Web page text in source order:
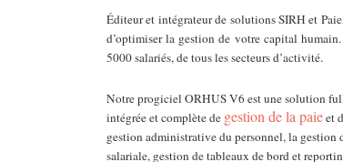
Éditeur et intégrateur de solutions SIRH et
d’optimiser la gestion de votre capital
5000 salariés, de tous les secteurs d’activité.
Notre progiciel ORHUS V6 est une solution
intégrée et complète de gestion de la paieet
gestion administrative du personnel, la gestion
salariale, gestion de tableaux de bord et